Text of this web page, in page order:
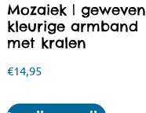
Mozaiek | geweven
kleurige armband
met kralen
€14,95